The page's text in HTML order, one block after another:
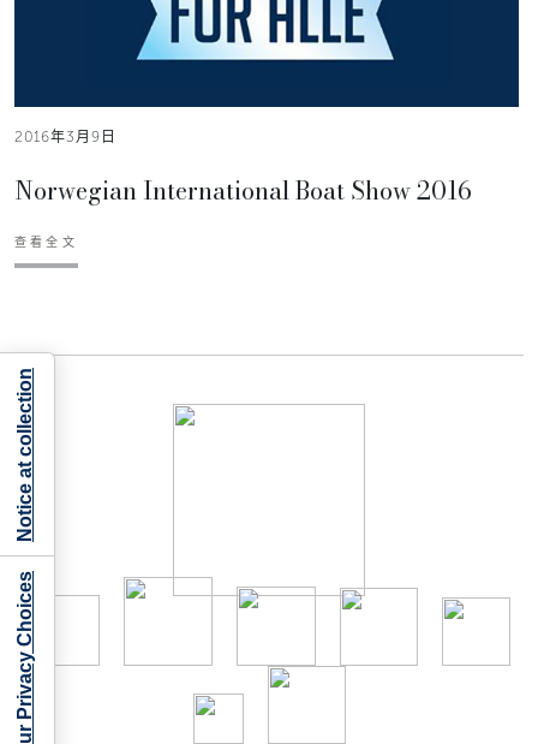
2016年3月9日
Norwegian International Boat Show 2016
查看全文
Your Privacy Choices
Notice at collection